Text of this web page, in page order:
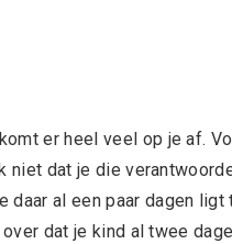
er heel veel op je af.
dat je die
daar al een paar dagen
dat je kind al twee